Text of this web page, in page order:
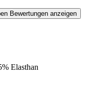
Bewertungen anzeigen
Elasthan